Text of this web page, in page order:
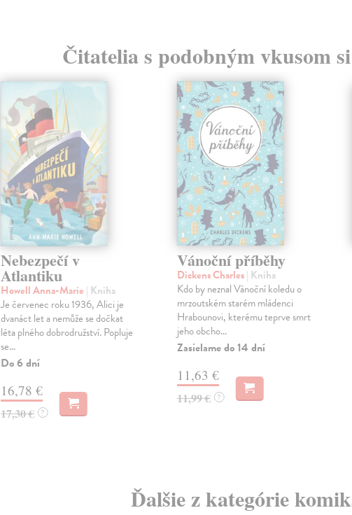
Čitatelia s podobným vkusom
Nebezpečí v
Atlantiku
Howell Anna-Marie | Kniha
Je červenec roku 1936, Alici je
dvanáct let a nemůže se dočkat
léta plného dobrodružství. Popluje
se...
Do 6 dní
16,78 €
17,30 € ?
Vánoční příběhy
Dickens Charles| Kniha
Kdo by neznal Vánoční koledu o
mrzoutském starém mládenci
Hrabounovi, kterému teprve smrt
jeho obcho...
Zasielame do 14 dní
11,63 €
11,99 € ?
Ďalšie z kategórie